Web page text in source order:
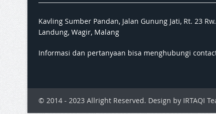
Kavling Sumber Pandan, Jalan Gunung Jati, Rt. 23
Landung, Wagir, Malang
Informasi dan pertanyaan bisa menghubungi
© 2014 - 2023 Allright Reserved. Design by IRTAQI